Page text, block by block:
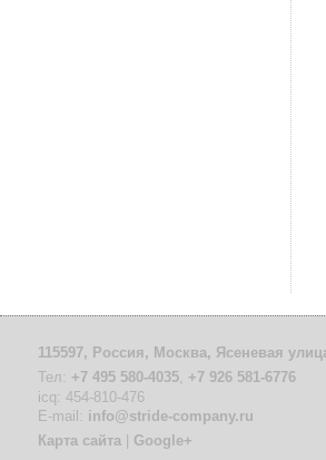
115597, Россия, Москва, Ясеневая
Тел: +7 495 580-4035, +7 926 581-6776
icq: 454-810-476
Е-mail: info@stride-company.ru
Карта сайта
Google+